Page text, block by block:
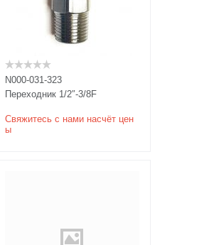
N000-031-323
Переходник 1/2″-3/8F
Свяжитесь с нами насчёт цен
ы